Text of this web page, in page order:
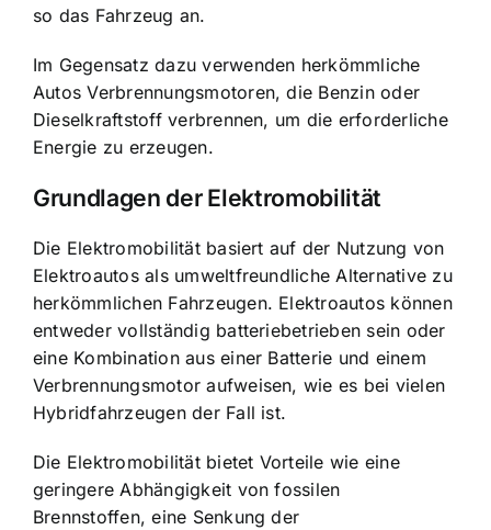
so das Fahrzeug an.
Im Gegensatz dazu verwenden herkömmliche
Autos Verbrennungsmotoren, die Benzin oder
Dieselkraftstoff verbrennen, um die erforderliche
Energie zu erzeugen.
Grundlagen der Elektromobilität
Die Elektromobilität basiert auf der Nutzung von
Elektroautos als umweltfreundliche Alternative zu
herkömmlichen Fahrzeugen. Elektroautos können
entweder vollständig batteriebetrieben sein oder
eine Kombination aus einer Batterie und einem
Verbrennungsmotor aufweisen, wie es bei vielen
Hybridfahrzeugen der Fall ist.
Die Elektromobilität bietet Vorteile wie eine
geringere Abhängigkeit von fossilen
Brennstoffen, eine Senkung der